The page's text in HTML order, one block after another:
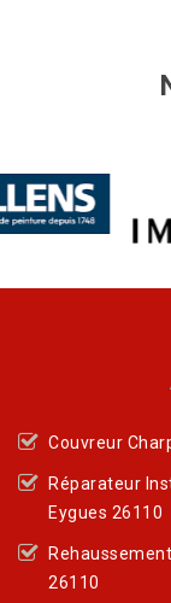
Couvreur
Réparateur
Eygues 26110
26110